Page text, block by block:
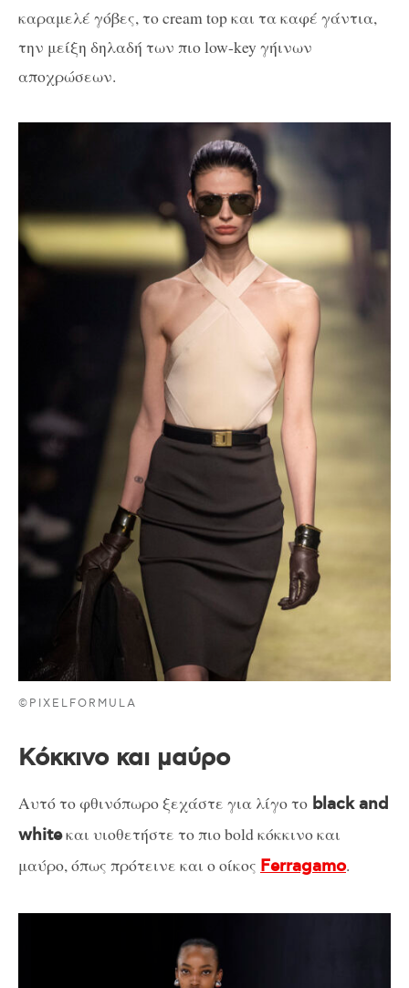
καραμελέ γόβες, το cream top και τα καφέ γάντια,
την μείξη δηλαδή των πιο low-key γήινων
αποχρώσεων.
©PIXELFORMULA
Κόκκινο και μαύρο
Αυτό το φθινόπωρο ξεχάστε για λίγο το black and
whiteκαι υιοθετήστε το πιο bold κόκκινο και
μαύρο, όπως πρότεινε και ο οίκος Ferragamo.